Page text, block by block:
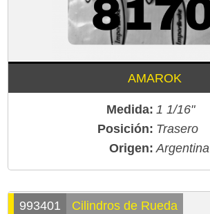
AMAROK
Medida: 1 1/16"
Posición: Trasero
Origen: Argentina
993401 Cilindros de Rueda